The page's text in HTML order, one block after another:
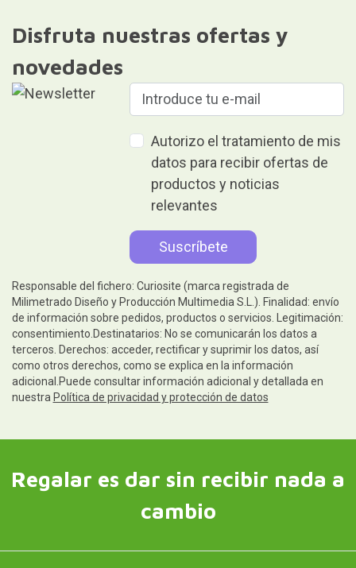
Disfruta nuestras ofertas y
novedades
Autorizo el tratamiento de mis
datos para recibir ofertas de
productos y noticias
relevantes
Responsable del fichero: Curiosite (marca registrada de
Milimetrado Diseño y Producción Multimedia S.L.). Finalidad: envío
de información sobre pedidos, productos o servicios. Legitimación:
consentimiento.Destinatarios: No se comunicarán los datos a
terceros. Derechos: acceder, rectificar y suprimir los datos, así
como otros derechos, como se explica en la información
adicional.Puede consultar información adicional y detallada en
nuestra Política de privacidad y protección de datos
Regalar es dar sin recibir nada a
cambio